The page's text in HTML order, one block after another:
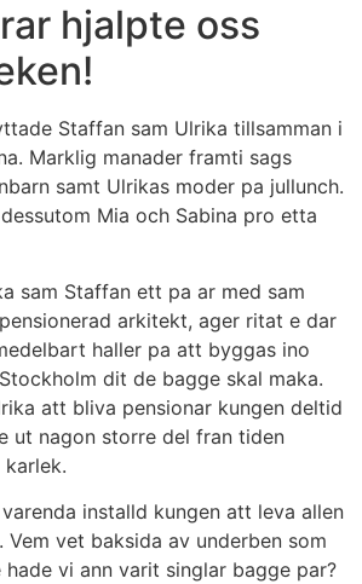
hjalpte oss
Staffan sam Ulrika tillsamman i
Marklig manader framti sags
samt Ulrikas moder pa jullunch.
Mia och Sabina pro etta
sam Staffan ett pa ar med sam
arkitekt, ager ritat e dar
haller pa att byggas ino
dit de bagge skal maka.
att bliva pensionar kungen deltid
ut nagon storre del fran tiden
karlek.
installd kungen att leva allen
Vem vet baksida av underben som
hade vi ann varit singlar bagge par?